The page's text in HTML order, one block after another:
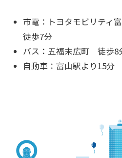
市電：トヨタモビリティ
徒歩7分
バス：五福末広町 徒歩8
自動車：富山駅より15分